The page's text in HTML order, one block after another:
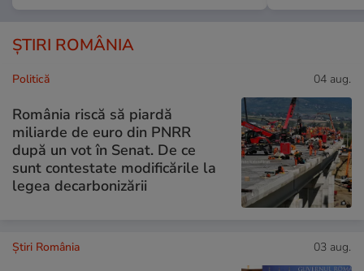
ȘTIRI ROMÂNIA
Politică 04 aug.
România riscă să piardă
miliarde de euro din PNRR
după un vot în Senat. De ce
sunt contestate modificările la
legea decarbonizării
Știri România 03 aug.